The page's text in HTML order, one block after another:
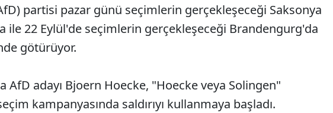
partisi pazar günü seçimlerin gerçekleşeceği Saksonya
ile 22 Eylül'de seçimlerin gerçekleşeceği Brandengurg'da
götürüyor.
AfD adayı Bjoern Hoecke, "Hoecke veya Solingen"
kampanyasında saldırıyı kullanmaya başladı.